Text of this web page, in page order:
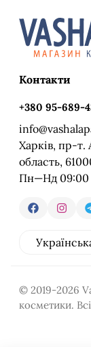
Контакти
+380 95-689-
Харків, пр-т.
область,
Пн—Нд 09:00
© 2019-2026
косметики.